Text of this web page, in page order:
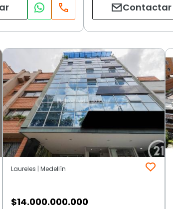
Contactar
Laureles | Medellín
$14.000.000.000